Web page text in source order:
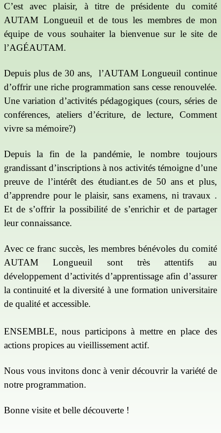
C’est avec plaisir, à titre de présidente du comité
AUTAM Longueuil et de tous les membres de mon
équipe de vous souhaiter la bienvenue sur le site de
l’AGÉAUTAM.
Depuis plus de 30 ans,
l’AUTAM Longueuil continue
d’offrir une riche programmation sans cesse renouvelée.
Une variation d’activités pédagogiques (cours, séries de
conférences, ateliers d’écriture, de lecture, Comment
vivre sa mémoire?)
Depuis la fin de la pandémie, le nombre toujours
grandissant d’inscriptions à nos activités témoigne d’une
preuve de l’intérêt des étudiant.es de 50 ans et plus,
d’apprendre pour le plaisir, sans examens, ni travaux .
Et de s’offrir la possibilité de s’enrichir et de partager
leur connaissance.
Avec ce franc succès, les membres bénévoles du comité
AUTAM Longueuil sont très attentifs au
développement d’activités d’apprentissage afin d’assurer
la continuité et la diversité à une formation universitaire
de qualité et accessible.
ENSEMBLE, nous participons à mettre en place des
actions propices au vieillissement actif.
Nous vous invitons donc à venir découvrir la variété de
notre programmation.
Bonne visite et belle découverte !